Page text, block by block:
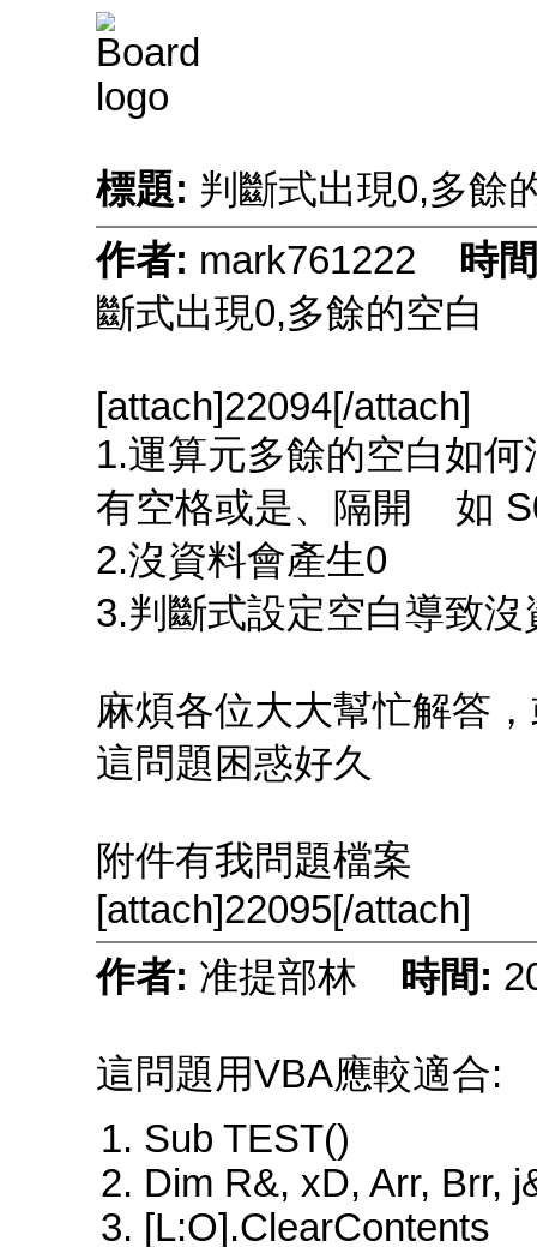
標題: 判斷式出現0,多餘
作者: mark761222 時
斷式出現0,多餘的空白
[attach]22094[/attach]
1.運算元多餘的空白如
有空格或是、隔開 如
2.沒資料會產生0
3.判斷式設定空白導致
麻煩各位大大幫忙解答
這問題困惑好久
附件有我問題檔案
[attach]22095[/attach]
作者: 准提部林 時間:
這問題用VBA應較適合:
Sub TEST()
Dim R&, xD, Arr, Brr,
[L:O].ClearContents